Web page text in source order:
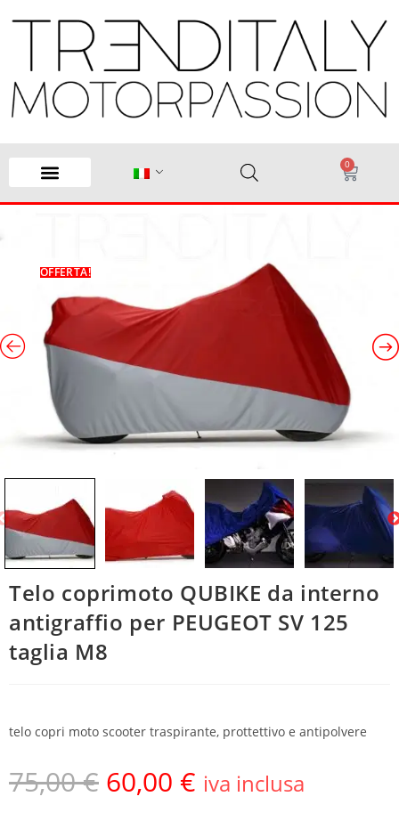
0
OFFERTA!
Telo coprimoto QUBIKE da interno
antigraffio per PEUGEOT SV 125
taglia M8
telo copri moto scooter traspirante, prottettivo e antipolvere
75,00€ 60,00 € iva inclusa